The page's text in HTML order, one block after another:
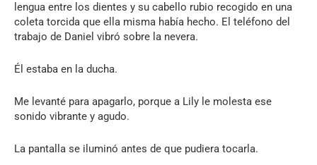
lengua entre los dientes y su cabello rubio recogido en una
coleta torcida que ella misma había hecho. El teléfono del
trabajo de Daniel vibró sobre la nevera.
Él estaba en la ducha.
Me levanté para apagarlo, porque a Lily le molesta ese
sonido vibrante y agudo.
La pantalla se iluminó antes de que pudiera tocarla.